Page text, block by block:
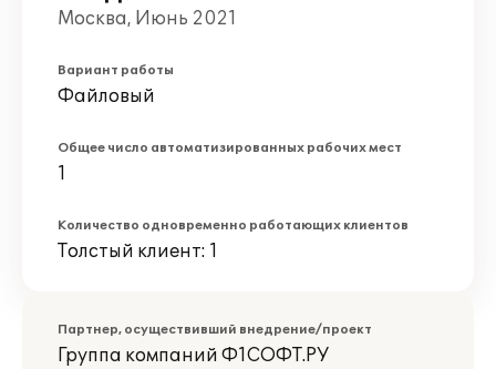
Москва, Июнь 2021
Вариант работы
Файловый
Общее число автоматизированных рабочих мест
1
Количество одновременно работающих клиентов
Толстый клиент: 1
Партнер, осуществивший внедрение/проект
Группа компаний Ф1СОФТ.РУ